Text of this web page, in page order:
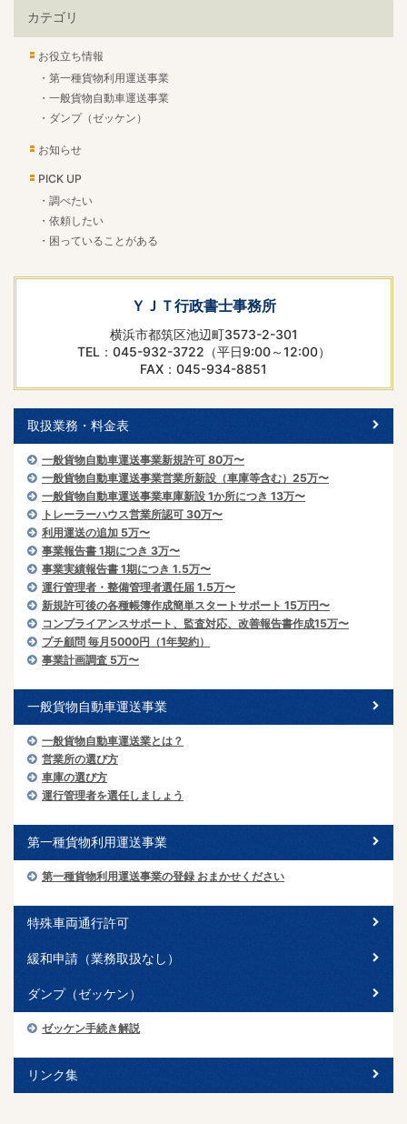
カテゴリ
お役立ち情報
第一種貨物利用運送事業
一般貨物自動車運送事業
ダンプ（ゼッケン）
お知らせ
PICK UP
調べたい
依頼したい
困っていることがある
ＹＪＴ行政書士事務所
横浜市都筑区池辺町3573-2-301
TEL：045-932-3722（平日9:00～12:00）
FAX：045-934-8851
取扱業務・料金表
一般貨物自動車運送事業新規許可 80万〜
一般貨物自動車運送事業営業所新設（車庫等含む）25万〜
一般貨物自動車運送事業車庫新設 1か所につき 13万〜
トレーラーハウス営業所認可 30万〜
利用運送の追加 5万〜
事業報告書 1期につき 3万〜
事業実績報告書 1期につき 1.5万〜
運行管理者・整備管理者選任届 1.5万〜
新規許可後の各種帳簿作成簡単スタートサポート 15万円〜
コンプライアンスサポート、監査対応、改善報告書作成15万〜
プチ顧問 毎月5000円（1年契約）
事業計画調査 5万〜
一般貨物自動車運送事業
一般貨物自動車運送業とは？
営業所の選び方
車庫の選び方
運行管理者を選任しましょう
第一種貨物利用運送事業
第一種貨物利用運送事業の登録 おまかせください
特殊車両通行許可
緩和申請（業務取扱なし）
ダンプ（ゼッケン）
ゼッケン手続き解説
リンク集